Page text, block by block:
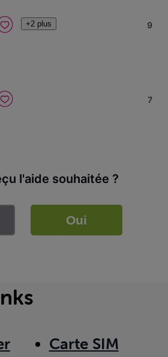
+2 plus 9
7
l'aide souhaitée ?
Oui
Carte SIM